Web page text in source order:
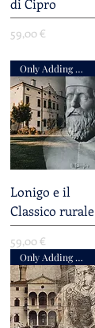
Prezzo
59,00 €
Only Adding Accompaniment
Lonigo e il
Classico rurale
Prezzo
59,00 €
Only Adding Accompaniment